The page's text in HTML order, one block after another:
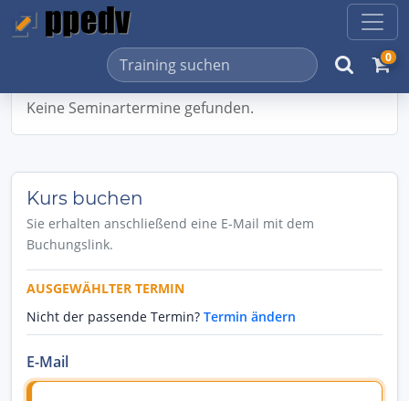
0
Keine Seminartermine gefunden.
Kurs buchen
Sie erhalten anschließend eine E-Mail mit dem
Buchungslink.
AUSGEWÄHLTER TERMIN
Nicht der passende Termin? Termin ändern
E-Mail